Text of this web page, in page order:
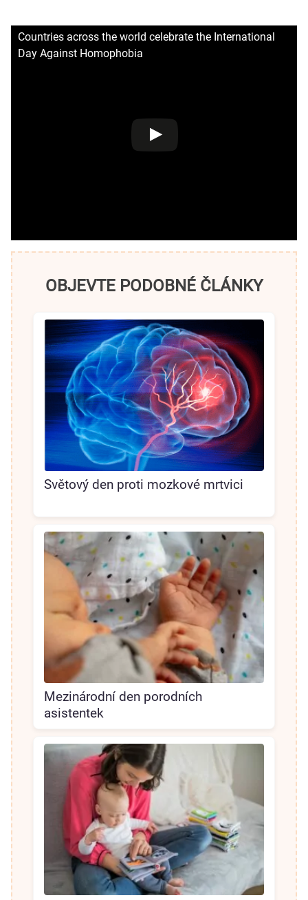
Countries across the world celebrate the International
Day Against Homophobia
OBJEVTE PODOBNÉ ČLÁNKY
Světový den proti mozkové mrtvici
Mezinárodní den porodních
asistentek